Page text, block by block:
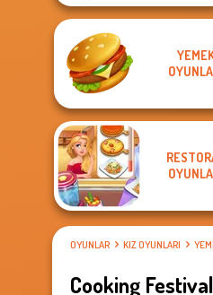
OYUNLAR KIZ OYUNLARI
Cooking Festival